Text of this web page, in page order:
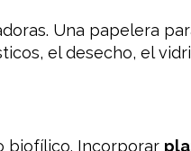
Una papelera
el desecho, el
biofílico. Incorporar